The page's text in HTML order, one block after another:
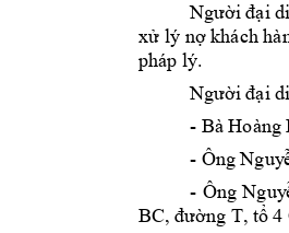
Người đại
xử lý nợ khách
pháp lý.
Người đại
- Bà Hoàng
- Ông Nguy
- Ông Nguy
BC, đường T, tổ 4